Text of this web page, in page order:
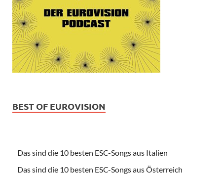
BEST OF EUROVISION
Das sind die 10 besten ESC-Songs aus Italien
Das sind die 10 besten ESC-Songs aus Österreich